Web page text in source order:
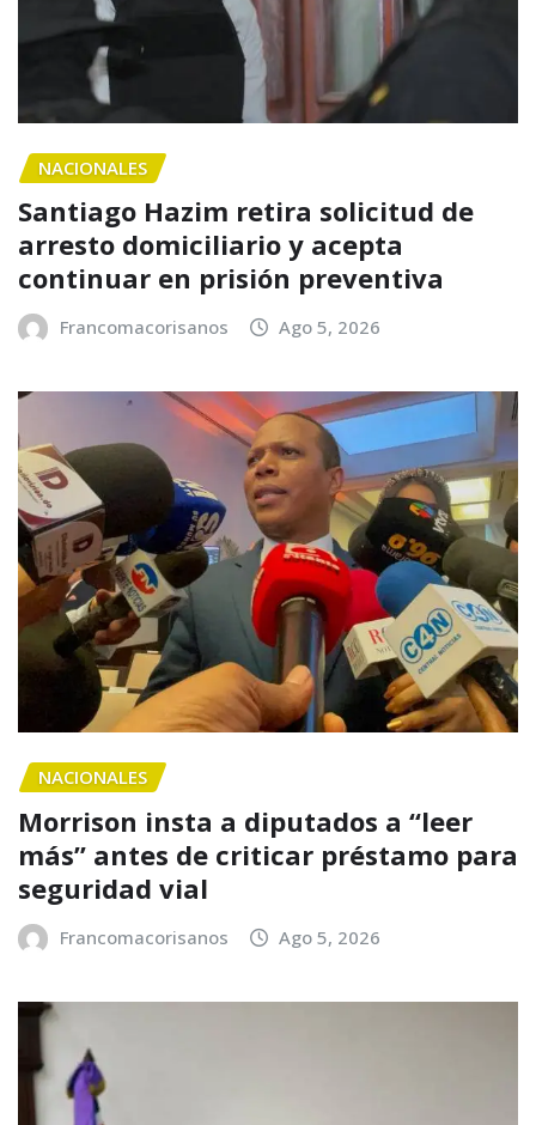
NACIONALES
Santiago Hazim retira solicitud de
arresto domiciliario y acepta
continuar en prisión preventiva
Francomacorisanos Ago 5, 2026
NACIONALES
Morrison insta a diputados a “leer
más” antes de criticar préstamo para
seguridad vial
Francomacorisanos Ago 5, 2026